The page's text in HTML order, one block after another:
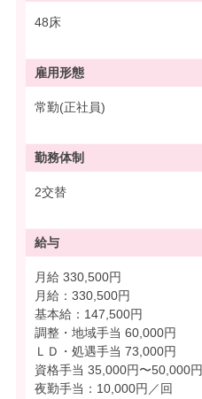
48床
雇用形態
常勤(正社員)
勤務体制
2交替
給与
月給 330,500円
月給：330,500円
基本給：147,500円
調整・地域手当 60,000円
ＬＤ・処遇手当 73,000円
資格手当 35,000円〜50,000円
夜勤手当：10,000円／回